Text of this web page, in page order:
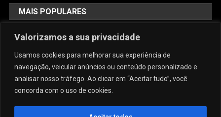
Valorizamos a sua privacidade
Usamos cookies para melhorar sua experiência de
navegação, veicular anúncios ou conteúdo personalizado e
analisar nosso tráfego. Ao clicar em “Aceitar tudo”, você
concorda com o uso de cookies.
MAIS POPULARES
AquiCupom: O Melhor Site De
Conforto E Sofisticação: O Charme
Para As Estações Frias